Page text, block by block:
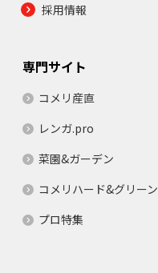
採用情報
専門サイト
コメリ産直
レンガ.pro
菜園&ガーデン
コメリハード&グリーン
プロ特集